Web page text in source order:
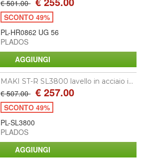
€ 501.00
SCONTO 49%
PL-HR0862 UG 56
PLADOS
MAKI ST-R SL3800 lavello in acciaio i...
€ 507.00 € 257.00
SCONTO 49%
PL-SL3800
PLADOS